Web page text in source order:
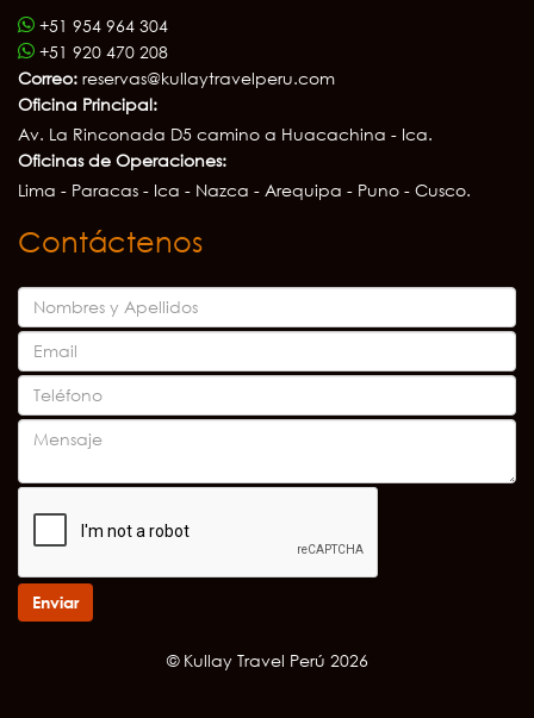
+51 954 964 304
+51 920 470 208
Correo: reservas@kullaytravelperu.com
Oficina Principal:
Av. La Rinconada D5 camino a Huacachina - Ica.
Oficinas de Operaciones:
Lima - Paracas - Ica - Nazca - Arequipa - Puno - Cusco.
Contáctenos
Enviar
© Kullay Travel Perú 2026